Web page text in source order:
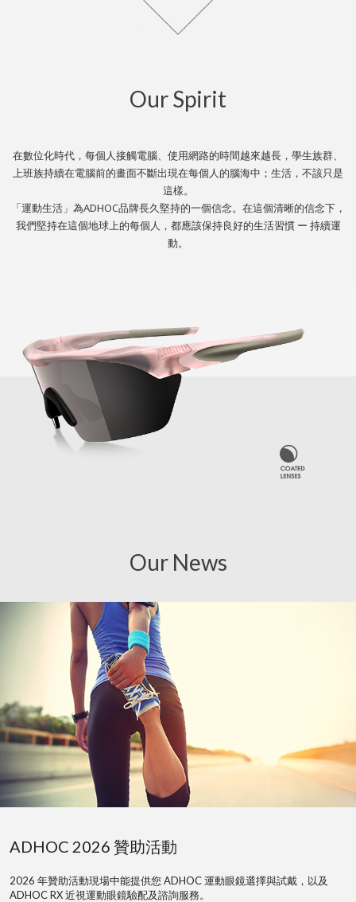
Our Spirit
在數位化時代，每個人接觸電腦、使用網路的時間越來越長，學生族群、
上班族持續在電腦前的畫面不斷出現在每個人的腦海中；生活，不該只是
這樣。
「運動生活」為ADHOC品牌長久堅持的一個信念。在這個清晰的信念下，
我們堅持在這個地球上的每個人，都應該保持良好的生活習慣 ー 持續運
動。
Our News
ADHOC 2026 贊助活動
2026 年贊助活動現場中能提供您 ADHOC 運動眼鏡選擇與試戴，以及
ADHOC RX 近視運動眼鏡驗配及諮詢服務。